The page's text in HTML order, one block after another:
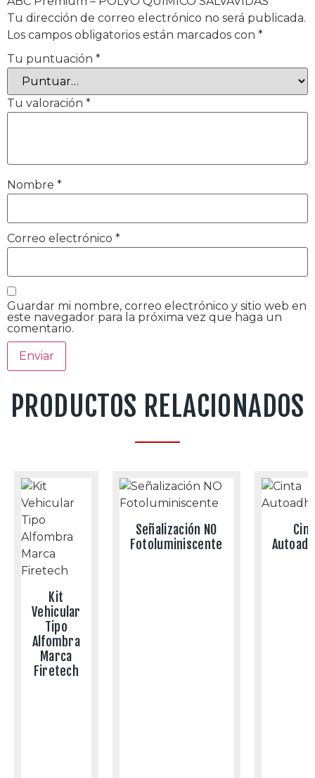
Tu dirección de correo electrónico no será publicada.
Los campos obligatorios están marcados con *
Tu puntuación *
Tu valoración *
Nombre *
Correo electrónico *
Guardar mi nombre, correo electrónico y sitio web en
este navegador para la próxima vez que haga un
comentario.
PRODUCTOS RELACIONADOS
Kit
Vehicular
Tipo
Alfombra
Marca
Firetech
Señalización NO
Fotoluminiscente